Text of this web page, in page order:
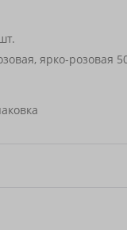
ярко-розовая